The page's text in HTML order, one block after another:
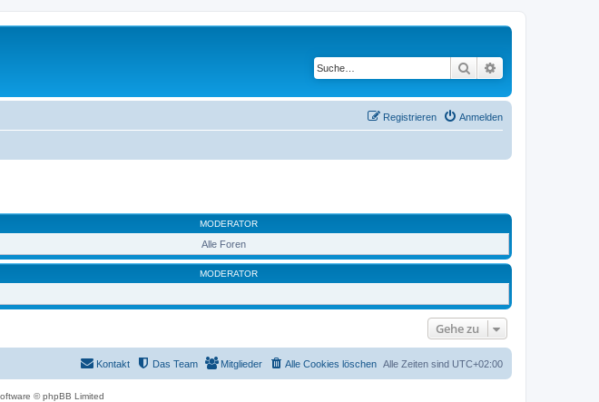
Suche
Anmelden
Registrieren
MODERATOR
Alle Foren
MODERATOR
Gehe zu
Alle Zeiten sind UTC+02:00
Alle Cookies löschen
Mitglieder
Das Team
Kontakt
© phpBB Limited